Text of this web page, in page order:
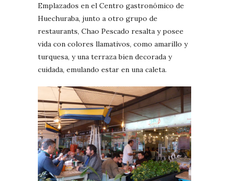
Emplazados en el Centro gastronómico de
Huechuraba, junto a otro grupo de
restaurants, Chao Pescado resalta y posee
vida con colores llamativos, como amarillo y
turquesa, y una terraza bien decorada y
cuidada, emulando estar en una caleta.